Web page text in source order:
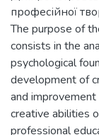
професійної
The purpose of
consists in the
psychological
development of
and
creative abilities
professional